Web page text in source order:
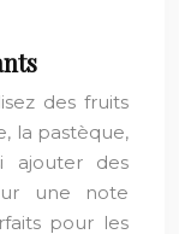
des fruits
la pastèque,
ajouter des
une note
pour les